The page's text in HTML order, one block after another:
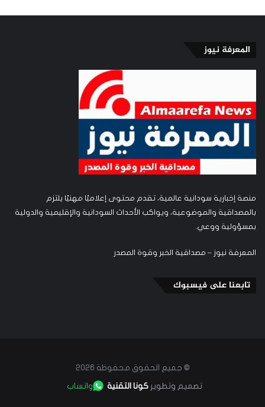
المعرفة نيوز
منصة إخبارية سودانية عالمية، تقدم محتوى إعلاميًا مهنيًا يلتزم
بالمصداقية والموضوعية، ويواكب الأحداث السودانية والإقليمية والدولية
بمسؤولية ووعي.
المعرفة نيوز – مصداقية الخبر وقوة المصدر
تابعنا على فيسبوك
© جميع الحقوق محفوظة 2026
تصميم وتطويركونا التقنية واتساب